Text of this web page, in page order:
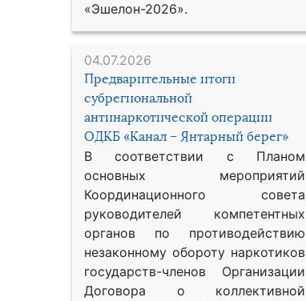
«Эшелон-2026».
04.07.2026
Предварительные итоги
субрегиональной
антинаркотической операции
ОДКБ «Канал – Янтарный берег»
В соответствии с Планом
основных мероприятий
Координационного совета
руководителей компетентных
органов по противодействию
незаконному обороту наркотиков
государств-членов Организации
Договора о коллективной